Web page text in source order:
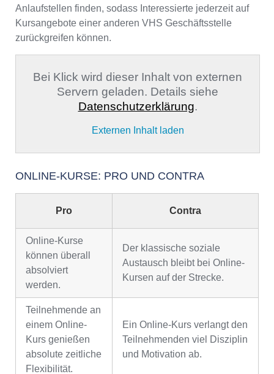
Anlaufstellen finden, sodass Interessierte jederzeit auf
Kursangebote einer anderen VHS Geschäftsstelle
zurückgreifen können.
Bei Klick wird dieser Inhalt von externen
Servern geladen. Details siehe
Datenschutzerklärung.
Externen Inhalt laden
ONLINE-KURSE: PRO UND CONTRA
Pro Contra
Online-Kurse
können überall
absolviert
werden.
Der klassische soziale
Austausch bleibt bei Online-
Kursen auf der Strecke.
Teilnehmende an
einem Online-
Kurs genießen
absolute zeitliche
Flexibilität.
Ein Online-Kurs verlangt den
Teilnehmenden viel Disziplin
und Motivation ab.